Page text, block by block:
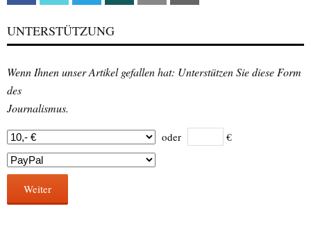
UNTERSTÜTZUNG
Wenn Ihnen unser Artikel gefallen hat: Unterstützen Sie diese Form
des
Journalismus.
oder €
Weiter